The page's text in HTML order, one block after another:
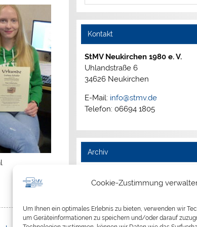
Cookie-Zustimmung
Um Ihnen ein optimales Erlebnis zu bieten, verwenden wir
um Geräteinformationen zu speichern und/oder darauf
Kontakt
StMV Neukirchen 1980 e. V.
Uhlandstraße 6
34626 Neukirchen
E-Mail: info@stmv.de
Telefon: 06694 1805
Archiv
2025
2023
2022